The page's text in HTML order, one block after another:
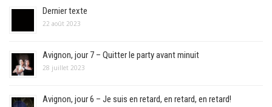
Dernier texte
22 août 2023
Avignon, jour 7 – Quitter le party avant minuit
28 juillet 2023
Avignon, jour 6 – Je suis en retard, en retard, en retard!